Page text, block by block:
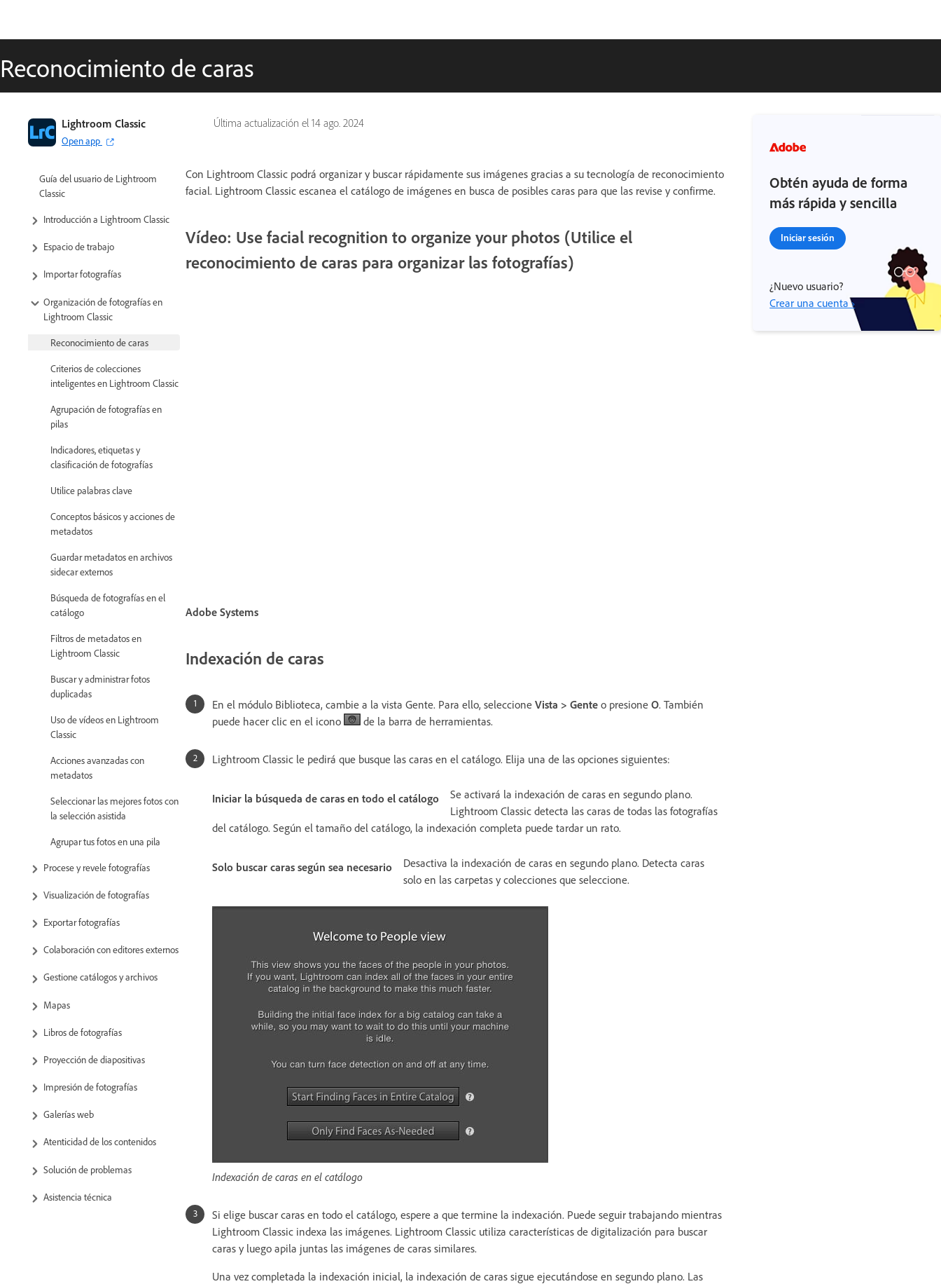
Reconocimiento de caras
Última actualización el 14 ago. 2024
Lightroom Classic
Open app
Guía del usuario de Lightroom
Classic
Introducción a Lightroom Classic
Espacio de trabajo
Importar fotografías
Organización de fotografías en
Lightroom Classic
Reconocimiento de caras
Criterios de colecciones
inteligentes en Lightroom Classic
Agrupación de fotografías en
pilas
Indicadores, etiquetas y
clasificación de fotografías
Utilice palabras clave
Conceptos básicos y acciones de
metadatos
Guardar metadatos en archivos
sidecar externos
Búsqueda de fotografías en el
catálogo
Filtros de metadatos en
Lightroom Classic
Buscar y administrar fotos
duplicadas
Uso de vídeos en Lightroom
Classic
Acciones avanzadas con
metadatos
Seleccionar las mejores fotos con
la selección asistida
Agrupar tus fotos en una pila
Procese y revele fotografías
Visualización de fotografías
Exportar fotografías
Colaboración con editores externos
Gestione catálogos y archivos
Mapas
Libros de fotografías
Proyección de diapositivas
Impresión de fotografías
Galerías web
Atenticidad de los contenidos
Solución de problemas
Asistencia técnica
Con Lightroom Classic podrá organizar y buscar rápidamente sus imágenes gracias a su tecnología de reconocimiento
facial. Lightroom Classic escanea el catálogo de imágenes en busca de posibles caras para que las revise y confirme.
Vídeo: Use facial recognition to organize your photos (Utilice el
reconocimiento de caras para organizar las fotografías)
Adobe Systems
Indexación de caras
En el módulo Biblioteca, cambie a la vista Gente. Para ello, seleccione Vista > Gente o presione O. También
puede hacer clic en el icono
de la barra de herramientas.
Lightroom Classic le pedirá que busque las caras en el catálogo. Elija una de las opciones siguientes:
Iniciar la búsqueda de caras en todo el catálogo
Se activará la indexación de caras en segundo plano.
Lightroom Classic detecta las caras de todas las fotografías
del catálogo. Según el tamaño del catálogo, la indexación completa puede tardar un rato.
Solo buscar caras según sea necesario
Desactiva la indexación de caras en segundo plano. Detecta caras
solo en las carpetas y colecciones que seleccione.
Indexación de caras en el catálogo
Si elige buscar caras en todo el catálogo, espere a que termine la indexación. Puede seguir trabajando mientras
Lightroom Classic indexa las imágenes. Lightroom Classic utiliza características de digitalización para buscar
caras y luego apila juntas las imágenes de caras similares.
Una vez completada la indexación inicial, la indexación de caras sigue ejecutándose en segundo plano. Las
Obtén ayuda de forma
más rápida y sencilla
Iniciar sesión
¿Nuevo usuario?
Crear una cuenta ›